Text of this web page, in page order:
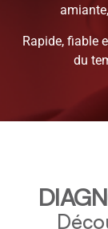
Rapide, fiable
du